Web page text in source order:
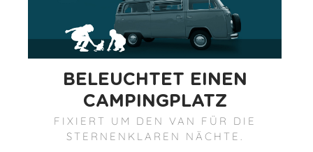
BELEUCHTET EINEN
CAMPINGPLATZ
FIXIERT UM DEN VAN FÜR DIE
STERNENKLAREN NÄCHTE.